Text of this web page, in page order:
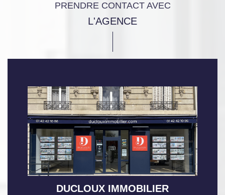
PRENDRE CONTACT AVEC
L'AGENCE
DUCLOUX IMMOBILIER